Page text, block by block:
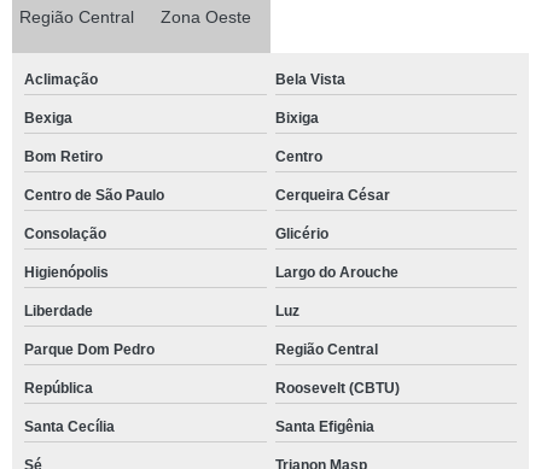
Região Central Zona Oeste
Aclimação Bela Vista
Bexiga Bixiga
Bom Retiro Centro
Centro de São Paulo Cerqueira César
Consolação Glicério
Higienópolis Largo do Arouche
Liberdade Luz
Parque Dom Pedro Região Central
República Roosevelt (CBTU)
Santa Cecília Santa Efigênia
Sé Trianon Masp